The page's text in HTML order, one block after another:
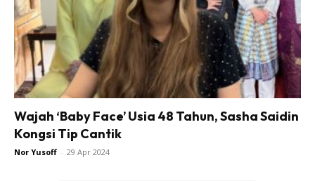
Wajah ‘Baby Face’ Usia 48 Tahun, Sasha Saidin
Kongsi Tip Cantik
Nor Yusoff - 29 Apr 2024